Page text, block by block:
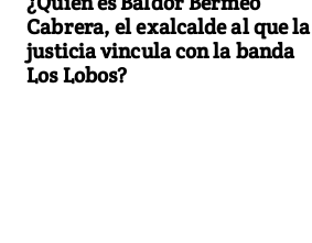
Cabrera, el exalcalde al que la
justicia vincula con la banda
Los Lobos?